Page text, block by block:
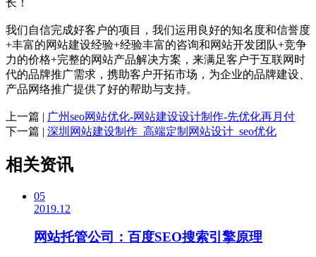
我们自信完成好客户的项目，我们运用良好的知名度和信誉度
+丰富的网站建设经验+经验丰富的咨询和网站开发团队+竞争
力的价格+完整的网站产品解决方案，来满足客户于互联网时
代的品牌推广需求，携助客户开拓市场，为企业的品牌建设、
产品网络推广提供了好的帮助与支持。
上一篇 | 广州seo网站优化-网站建设设计制作-先优化再月付
下一篇 | 深圳网站建设制作_高端定制网站设计_seo优化
相关资讯
05
2019.12
网站托管公司：百度SEO搜索引擎原理